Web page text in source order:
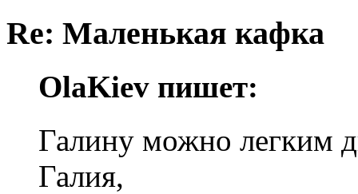
Re: Маленькая кафка
OlaKiev пишет:
Галину можно легким
Галия,